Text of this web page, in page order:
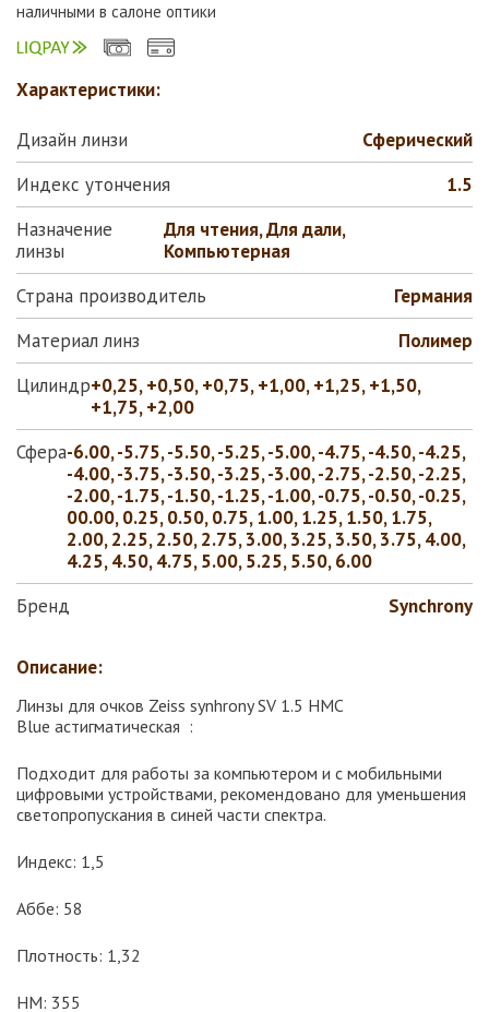
наличными в салоне оптики
Характеристики:
Дизайн линзи
Сферический
Индекс утончения
1.5
Назначение
линзы
Для чтения, Для дали,
Компьютерная
Страна производитель
Германия
Материал линз
Полимер
Цилиндр+0,25, +0,50, +0,75, +1,00, +1,25, +1,50,
+1,75, +2,00
Сфера-6.00, -5.75, -5.50, -5.25, -5.00, -4.75, -4.50, -4.25,
-4.00, -3.75, -3.50, -3.25, -3.00, -2.75, -2.50, -2.25,
-2.00, -1.75, -1.50, -1.25, -1.00, -0.75, -0.50, -0.25,
00.00, 0.25, 0.50, 0.75, 1.00, 1.25, 1.50, 1.75,
2.00, 2.25, 2.50, 2.75, 3.00, 3.25, 3.50, 3.75, 4.00,
4.25, 4.50, 4.75, 5.00, 5.25, 5.50, 6.00
Бренд
Synchrony
Описание:
Линзы для очков Zeiss synhrony SV 1.5 HMC
Blue астигматическая :
Подходит для работы за компьютером и с мобильными
цифровыми устройствами, рекомендовано для уменьшения
светопропускания в синей части спектра.
Индекс: 1,5
Аббе: 58
Плотность: 1,32
HM: 355